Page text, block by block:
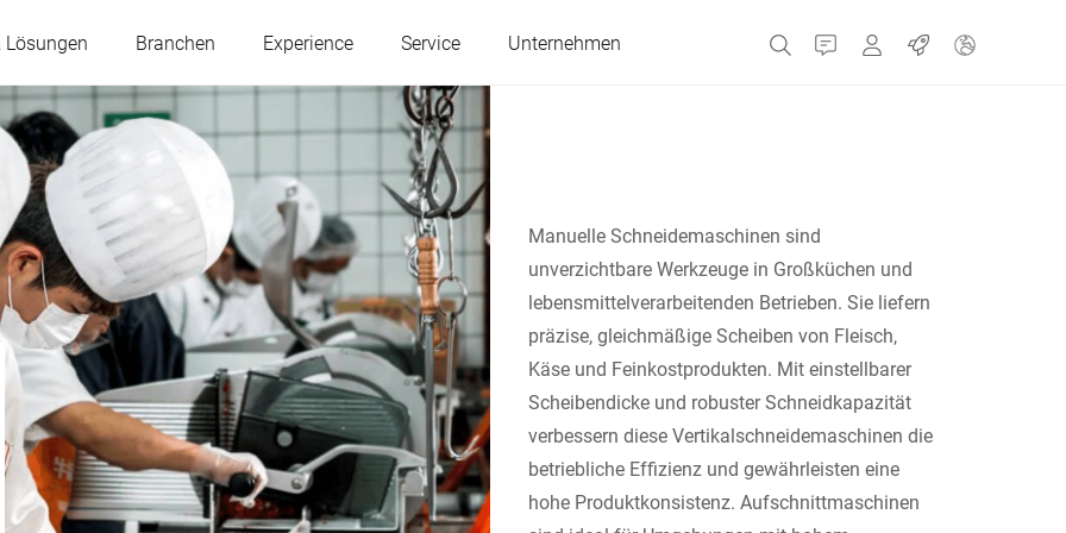
Lösungen Branchen Experience Service Unternehmen Kontakt Portale Jobs
Österreich Belgien
Frankreich Deutschland Griechenland
Ungarn Italien Niederlande
Polen Portugal Russland
Serbien Slowakei Spanien
Manuelle Schneidemaschinen sind
unverzichtbare Werkzeuge in Großküchen und
lebensmittelverarbeitenden Betrieben. Sie liefern
präzise, gleichmäßige Scheiben von Fleisch,
Käse und Feinkostprodukten. Mit einstellbarer
Scheibendicke und robuster Schneidkapazität
verbessern diese Vertikalschneidemaschinen die
betriebliche Effizienz und gewährleisten eine
hohe Produktkonsistenz. Aufschnittmaschinen